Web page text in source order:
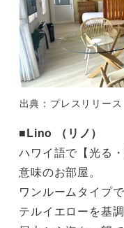
出典：プレスリリース
■Lino （リノ）
ハワイ語で【光る
意味のお部屋。
ワンルームタイプ
テルイエローを基